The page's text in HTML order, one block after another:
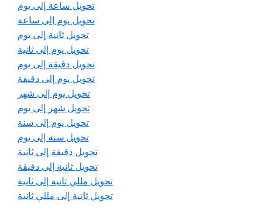
تحويل ساعة إلى يوم
تحويل يوم إلى ساعة
تحويل ثانية إلى يوم
تحويل يوم إلى ثانية
تحويل دقيقة إلى يوم
تحويل يوم إلى دقيقة
تحويل يوم إلى شهر
تحويل شهر إلى يوم
تحويل يوم إلى سنة
تحويل سنة إلى يوم
تحويل دقيقة إلى ثانية
تحويل ثانية إلى دقيقة
تحويل مللي ثانية إلى ثانية
تحويل ثانية إلى مللي ثانية